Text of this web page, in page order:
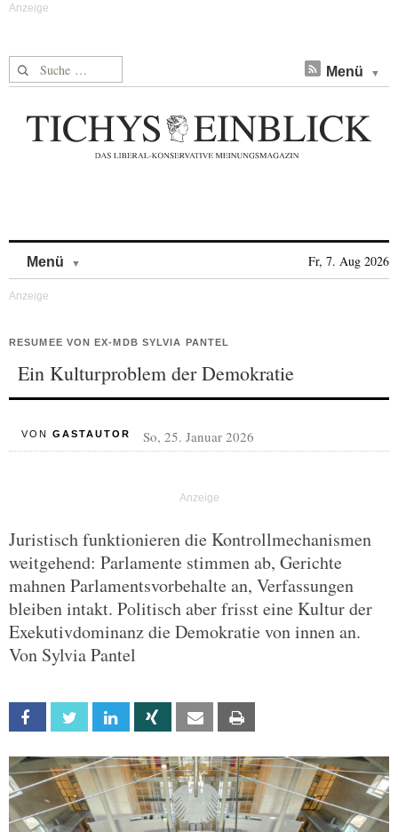
Suche nach: Menü
Menü Fr, 7. Aug 2026
RESUMEE VON EX-MDB SYLVIA PANTEL
Ein Kulturproblem der Demokratie
VON GASTAUTOR So, 25. Januar 2026
Juristisch funktionieren die Kontrollmechanismen
weitgehend: Parlamente stimmen ab, Gerichte
mahnen Parlamentsvorbehalte an, Verfassungen
bleiben intakt. Politisch aber frisst eine Kultur der
Exekutivdominanz die Demokratie von innen an.
Von Sylvia Pantel
Facebook Twitter Linkedin Xing Email